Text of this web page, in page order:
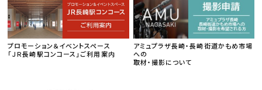
プロモーション＆イベントスペース
「ＪＲ長崎駅コンコース」ご利用案内
アミュプラザ長崎・長崎街道かもめ市場
への
取材・撮影について